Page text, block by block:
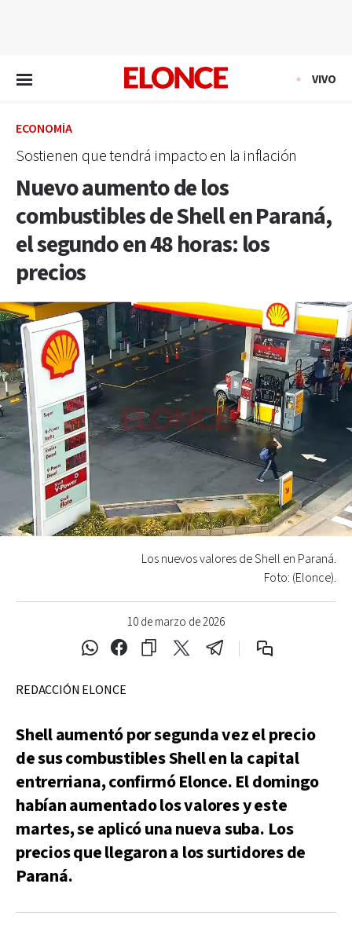
VIVO
ECONOMÍA
Sostienen que tendrá impacto en la inflación
Nuevo aumento de los
combustibles de Shell en Paraná,
el segundo en 48 horas: los
precios
10 de marzo de 2026
Los nuevos valores de Shell en Paraná.
Foto: (Elonce).
REDACCIÓN ELONCE
Shell aumentó por segunda vez el precio
de sus combustibles Shell en la capital
entrerriana, confirmó Elonce. El domingo
habían aumentado los valores y este
martes, se aplicó una nueva suba. Los
precios que llegaron a los surtidores de
Paraná.